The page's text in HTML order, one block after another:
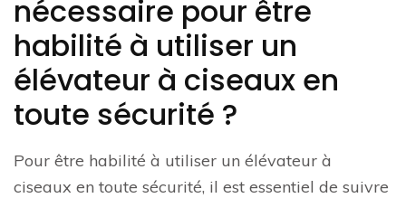
nécessaire pour être
habilité à utiliser un
élévateur à ciseaux en
toute sécurité ?
Pour être habilité à utiliser un élévateur à
ciseaux en toute sécurité, il est essentiel de suivre